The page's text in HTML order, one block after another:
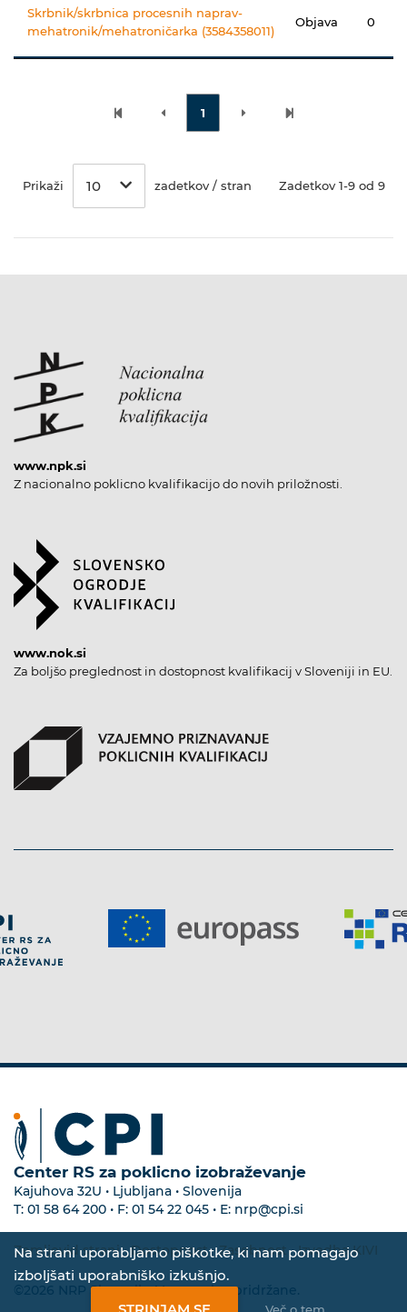
Na strani uporabljamo piškotke, ki nam pomagajo
izboljšati uporabniško izkušnjo.
Skrbnik/skrbnica procesnih naprav-
mehatronik/mehatroničarka (3584358011)
Objava 0
1
Prikaži 10 zadetkov / stran Zadetkov 1-9 od 9
www.npk.si
Z nacionalno poklicno kvalifikacijo do novih priložnosti.
www.nok.si
Za boljšo preglednost in dostopnost kvalifikacij v Sloveniji in EU.
Center RS za poklicno izobraževanje
Kajuhova 32U • Ljubljana • Slovenija
T: 01 58 64 200 • F: 01 54 22 045 • E: nrp@cpi.si
Zemljevid strani•Dostopnost•Zasebnost •Izvedba KIVI
©2026 NRP Slovenija. Vse pravice pridržane.